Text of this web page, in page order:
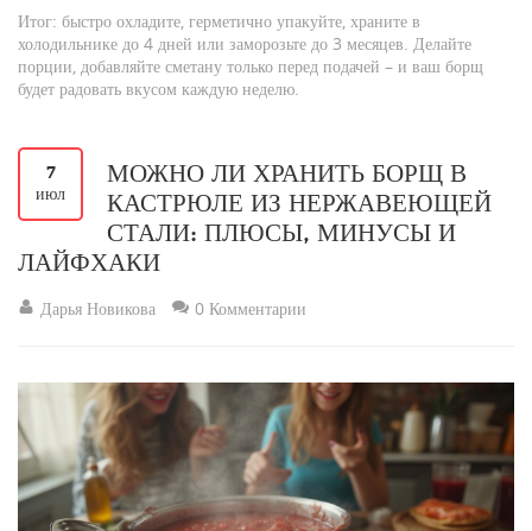
Итог: быстро охладите, герметично упакуйте, храните в
холодильнике до 4 дней или заморозьте до 3 месяцев. Делайте
порции, добавляйте сметану только перед подачей – и ваш борщ
будет радовать вкусом каждую неделю.
7
июл
МОЖНО ЛИ ХРАНИТЬ БОРЩ В
КАСТРЮЛЕ ИЗ НЕРЖАВЕЮЩЕЙ
СТАЛИ: ПЛЮСЫ, МИНУСЫ И
ЛАЙФХАКИ
Дарья Новикова 0 Комментарии